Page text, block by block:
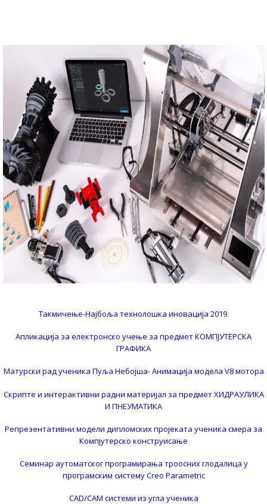
Такмичење-Најбоља технолошка иновација 2019.
Апликација за електронско учење за предмет КОМПЈУТЕРСКА
ГРАФИКА
Матурски рад ученика Пуља Небојша- Анимација модела V8 мотора
Скрипте и интерактивни радни материјал за предмет ХИДРАУЛИКА
И ПНЕУМАТИКА
Репрезентативни модели дипломских пројеката ученика смера за
Компјутерско конструисање
Семинар аутоматског програмирања троосних глодалица у
програмским систему Creo Parametric
CAD/CAM системи из угла ученика